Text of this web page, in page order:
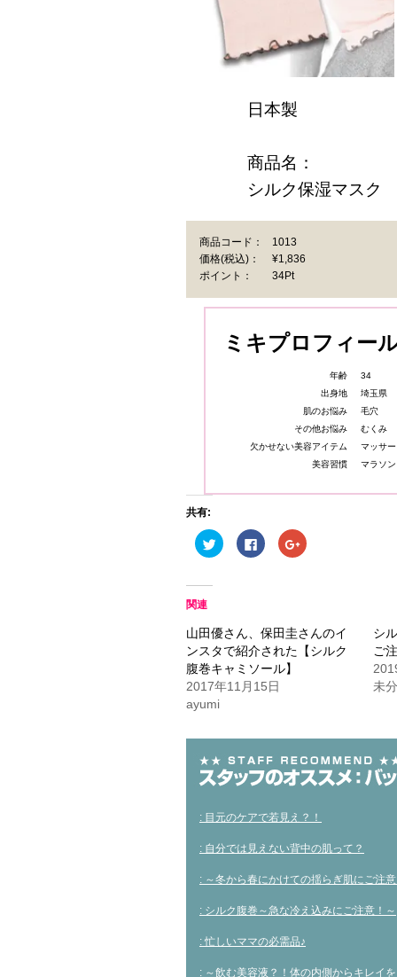
日本製
商品名：
シルク保湿マスク
商品コード：
1013
価格(税込) ：
¥1,836
ポイント：
34Pt
ミキプロフィー
年齢
34
出身地
埼玉県
肌のお悩み
毛穴
その他お悩み
むくみ
欠かせない美容アイテム
マッサ
美容習慣
マラソ
共有:
ク
リ
共
有
(新
し
い
ウ
ィ
ン
ド
開
ま
す)
Facebook
で
ク
リ
ッ
ク
し
て
く
し
い
ウ
ィ
ン
で
開
ま
ク
リ
共
有
(新
し
開
き
ま
す)
関連
山田優さん、保田圭さんのイ
ンスタで紹介された【シルク
腹巻キャミソール】
2017年11月15日
ayumi
シ
ご
未
: 目元のケアで若見え？！
: 自分では見えない背中の肌って？
: ～冬から春にかけての揺らぎ肌にご注
: シルク腹巻～急な冷え込みにご注意！～
: 忙しいママの必需品♪
: ～飲む美容液？！体の内側からキレイ